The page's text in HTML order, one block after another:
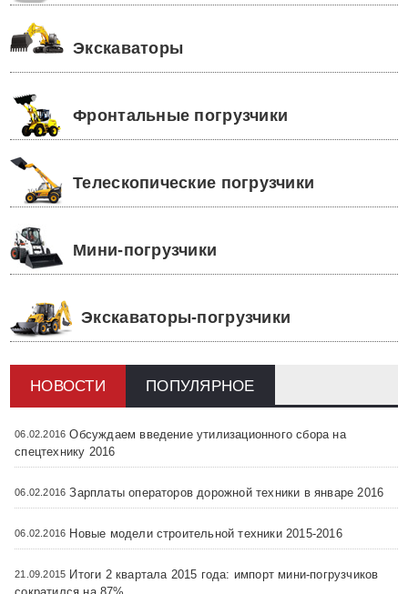
Экскаваторы
Фронтальные погрузчики
Телескопические погрузчики
Мини-погрузчики
Экскаваторы-погрузчики
НОВОСТИ ПОПУЛЯРНОЕ
06.02.2016 Обсуждаем введение утилизационного сбора на
спецтехнику 2016
06.02.2016 Зарплаты операторов дорожной техники в январе 2016
06.02.2016 Новые модели строительной техники 2015-2016
21.09.2015 Итоги 2 квартала 2015 года: импорт мини-погрузчиков